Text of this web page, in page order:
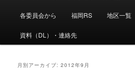
ュ
各委員会から 福岡RS 地区一覧
資料（DL）・連絡先
月別アーカイブ:2012年9月